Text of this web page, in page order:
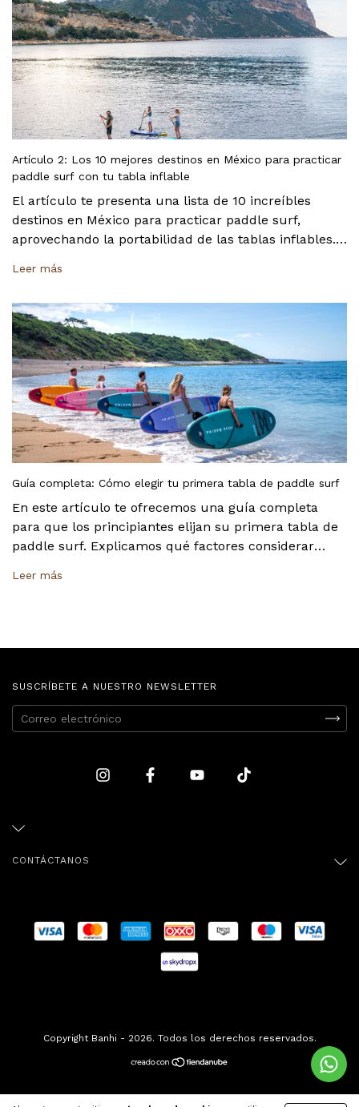
Artículo 2: Los 10 mejores destinos en México para practicar
paddle surf con tu tabla inflable
El artículo te presenta una lista de 10 increíbles
destinos en México para practicar paddle surf,
aprovechando la portabilidad de las tablas inflables.
las aguas tranquilas del Caribe y el Golfo de México
guía te servirá de inspiración para tu próxima
aventura en el agua.
Leer más
Guía completa: Cómo elegir tu primera tabla de paddle surf
En este artículo te ofrecemos una guía completa
para que los principiantes elijan su primera tabla de
paddle surf. Explicamos qué factores considerar
tablas All-Around son la mejor opción para empezar
Leer más
SUSCRÍBETE A NUESTRO NEWSLETTER
CONTÁCTANOS
Copyright Banhi - 2026. Todos los derechos reservados.